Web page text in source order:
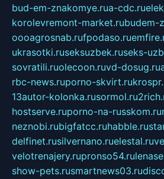
bud-em-znakomye.rua-cdc.ru
korolevremont-market.rubudem-
oooagrosnab.rufpodaso.ru
ukrasotki.ruseksuzbek.ruseks-
sovratili.ruolecoon.ruvd-dosug.ru
rbc-news.ruporno-skvirt.ru
13autor-kolonka.rusormol.ru
hostserve.ruporno-na-russkom.ru
neznobi.rubigfatcc.ruhabble.ru
delfinet.rusilvernano.ruelestal.ru
velotrenajery.rupronso54.ru
show-pets.rusmartnews03.ru